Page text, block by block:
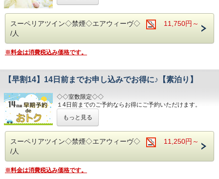
！！さらに！！
☆★家族旅行には嬉しい♪添い寝のお子様は
無料で宿泊ＯＫです
会が多い場所を
アルコール消毒を行っております。
える事が可能です。
清掃時は常に換気をして新鮮な空気に入れ替えておりま
す。
■交通アクセス■３つの主要駅と地下鉄が全て隣接！！
名鉄名古屋駅：徒歩１分
近鉄名古屋駅：徒歩１分
ＪＲ名古屋駅：徒歩４分
名古屋市営地下鉄：東山線・桜通線まで徒歩３分
名鉄バスセンター：当ホテルの建物３・４階より高速バスが
■みんなでお出かけ♪観光スポットのご案内■
スーペリアツイン◇禁煙◇エアウィーヴ◇
11,750円～
/人
※料金は消費税込み価格です。
【早割14】14日前までお申し込みでお得に♪【素泊り】
◇◇室数限定◇◇
１4日前までのご予約ならお得にご予約いただけます。
☆先のご予定がお決まりのお客様には断然オトク☆
■お客様に安全にお過ごしいただく為に、お客様の触れる機
アルコール消毒を行っております。
当ホテルの客室は窓が開放出来る為、簡単に空気を入れ替
もっと見る
スーペリアツイン◇禁煙◇エアウィーヴ◇
11,250円～
/人
※料金は消費税込み価格です。